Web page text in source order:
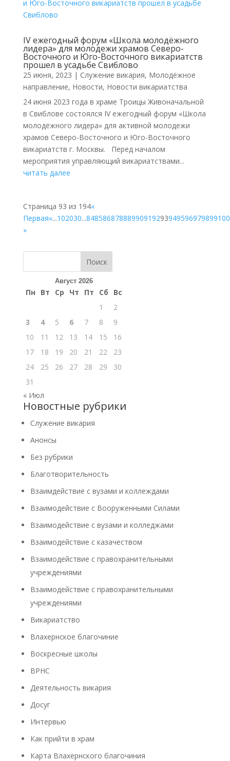
IV ежегодный форум «Школа молодёжного
лидера» для молодежи храмов Северо-
Восточного и Юго-Восточного викариатств
прошел в усадьбе Свиблово
25 июня, 2023 | Cлужение викария, Молодёжное
направление, Новости, Новости викариатства
24 июня 2023 года в храме Троицы Живоначальной
в Свиблове состоялся IV ежегодный форум «Школа
молодёжного лидера» для активной молодежи
храмов Северо-Восточного и Юго-Восточного
викариатств г. Москвы. Перед началом
мероприятия управляющий викариатствами...
читать далее
Страница 93 из 194«
Первая«...102030...84858687888990919293949596979899100
»
Поиск
Август 2026
Пн Вт Ср Чт Пт Сб
Вс
1
2
3
4 5 6 7 8
9
10
11 12 13 14 15
16
17
18 19 20 21 22
23
24
25 26 27 28 29
30
31
« Июл
Новостные рубрики
Cлужение викария
Анонсы
Без рубрики
Благотворительность
Взаимдействие с вузами и коллеждами
Взаимодействие с Вооруженными Силами
Взаимодействие с вузами и колледжами
Взаимодействие с казачеством
Взаимодействие с правохранительными
учреждениями
Взаимодействие с правохранительными
учреждениями
Викариатство
Влахернское благочиние
Воскресные школы
ВРНС
Деятельность викария
Досуг
Интервью
Как прийти в храм
Карта Влахернского благочиния